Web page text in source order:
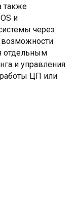
также
и
через
возможности
отдельным
и управления
ЦП или